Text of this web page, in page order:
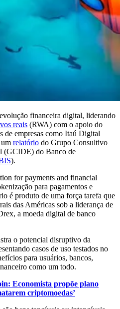
financeira digital, liderando
reais (RWA) com o apoio do
de empresas como Itaú Digital
relatório do Grupo Consultivo
(GCIDE) do Banco de
).
for payments and financial
para pagamentos e
é produto de uma força tarefa que
das Américas sob a liderança de
a moeda digital de banco
o potencial disruptivo da
casos de uso testados no
para usuários, bancos,
como um todo.
Economista propõe plano
criptomoedas’